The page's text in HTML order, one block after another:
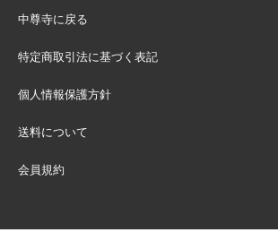
中尊寺に戻る
特定商取引法に基づく表記
個人情報保護方針
送料について
会員規約